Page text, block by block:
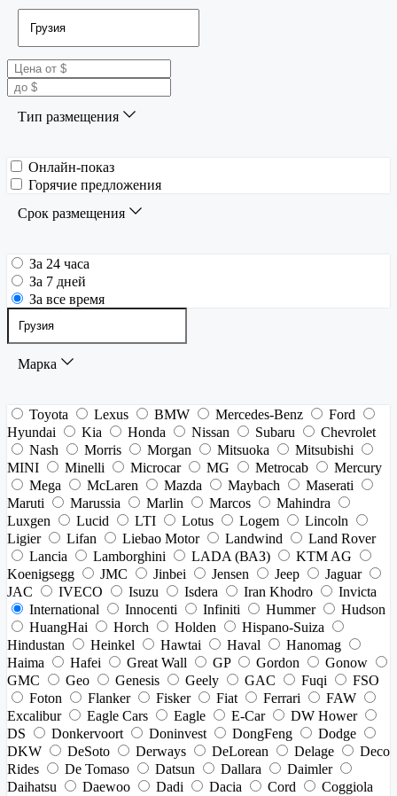
Тип размещения
Онлайн-показ
Горячие предложения
Срок размещения
За 24 часа
За 7 дней
За все время
Марка
Toyota Lexus BMW Mercedes-Benz
Ford
Hyundai
Kia Honda Nissan Subaru
Chevrolet
Nash
Morris Morgan Mitsuoka
Mitsubishi
MINI
Minelli Microcar MG Metrocab
Mercury
Mega
McLaren Mazda Maybach
Maserati
Maruti
Marussia Marlin Marcos
Mahindra
Luxgen
Lucid LTI Lotus Logem
Lincoln
Ligier
Lifan Liebao Motor Landwind
Land Rover
Lancia
Lamborghini LADA (ВАЗ)
KTM AG
Koenigsegg
JMC Jinbei Jensen Jeep
Jaguar
JAC
IVECO Isuzu Isdera Iran Khodro
Invicta
International
Innocenti Infiniti Hummer
Hudson
HuangHai
Horch Holden
Hispano-Suiza
Hindustan
Heinkel Hawtai Haval
Hanomag
Haima
Hafei Great Wall GP Gordon
Gonow
GMC
Geo Genesis Geely GAC Fuqi
FSO
Foton
Flanker Fisker Fiat Ferrari
FAW
Excalibur
Eagle Cars Eagle E-Car
DW Hower
DS
Donkervoort Doninvest DongFeng
Dodge
DKW
DeSoto Derways DeLorean Delage
Deco
Rides
De Tomaso Datsun Dallara
Daimler
Daihatsu
Daewoo Dadi Dacia Cord
Coggiola